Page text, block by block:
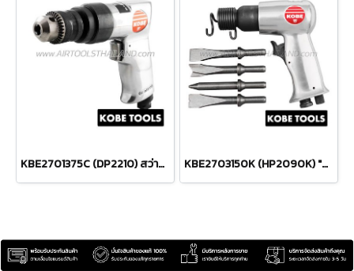
KBE2701375C (DP2210) สว่านลม 3/8" (10 มม.) รุ่นงานหนัก "KOBETOOLS" สินค้าประเทศอังกฤษ KBE2703150K (HP2090K) "KOBE" ชุดสกัดลม AIR HAMMER & CHISEL KIT "KOBETOOLS" สินค้าประเทศอังกฤษ